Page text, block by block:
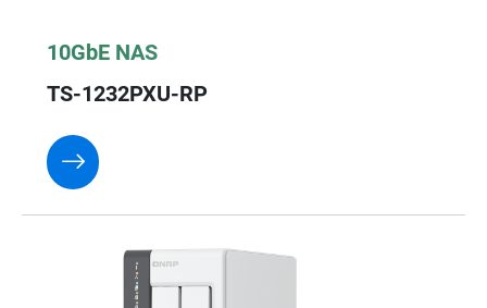
10GbE NAS
TS-1232PXU-RP